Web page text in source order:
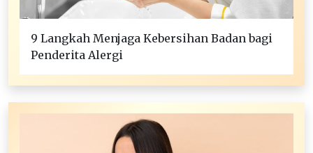
9 Langkah Menjaga Kebersihan Badan bagi
Penderita Alergi